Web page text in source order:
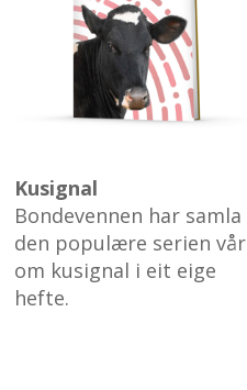
Kusignal
Bondevennen har samla
den populære serien vår
om kusignal i eit eige
hefte.